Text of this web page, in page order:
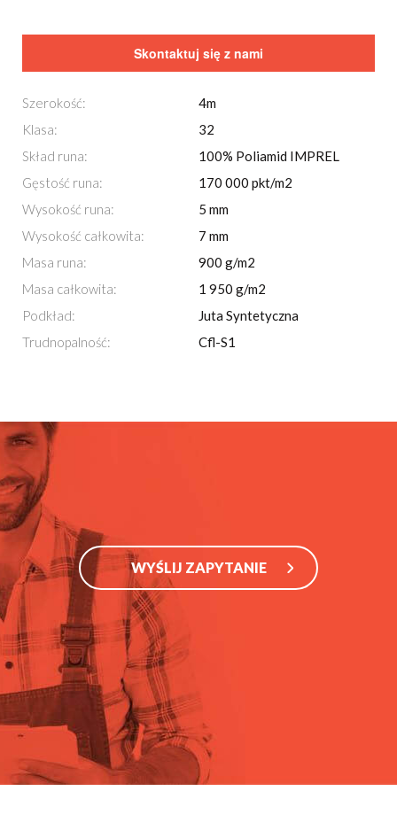
Skontaktuj się z nami
Szerokość:
4m
Klasa:
32
Skład runa:
100% Poliamid IMPREL
Gęstość runa:
170 000 pkt/m2
Wysokość runa:
5 mm
Wysokość całkowita:
7 mm
Masa runa:
900 g/m2
Masa całkowita:
1 950 g/m2
Podkład:
Juta Syntetyczna
Trudnopalność:
Cfl-S1
WYŚLIJ ZAPYTANIE